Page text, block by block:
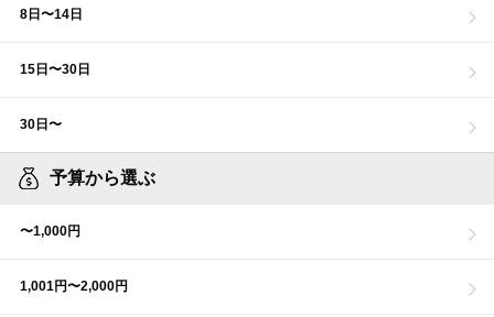
8日〜14日
15日〜30日
30日〜
予算から選ぶ
〜1,000円
1,001円〜2,000円